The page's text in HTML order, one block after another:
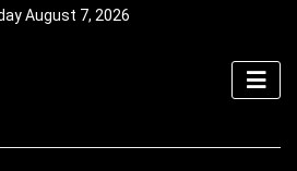
August 7, 2026